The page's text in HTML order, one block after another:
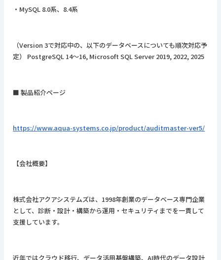
・MySQL 8.0系、8.4系
（Version 3で対応中の、以下のデータベースについても順次対応予
定） PostgreSQL 14～16, Microsoft SQL Server 2019, 2022, 2025
■ 製品紹介ページ
https://www.aqua-systems.co.jp/product/auditmaster-ver5/
【会社概要】
株式会社アクアシステムズは、1998年創業のデータベース専門企業
として、診断・設計・構築から運用・セキュリティまでを一貫して
支援しています。
近年ではクラウド移行、データ活用基盤構築、AI時代のデータ設計